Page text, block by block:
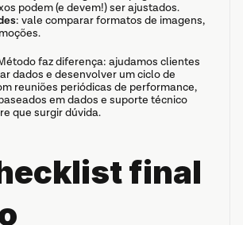
podem (e devem!) ser ajustados.
: vale comparar formatos de imagens,
faz diferença: ajudamos clientes
dados e desenvolver um ciclo de
reuniões periódicas de performance,
em dados e suporte técnico
que surgir dúvida.
final